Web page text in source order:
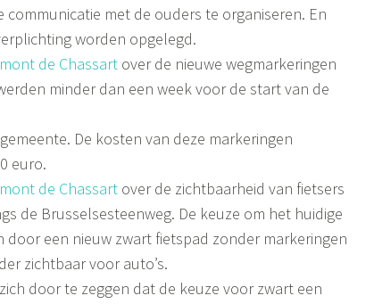
communicatie met de ouders te organiseren. En
worden opgelegd.
de Chassartover de nieuwe wegmarkeringen
minder dan een week voor de start van de
De kosten van deze markeringen
euro.
de Chassartover de zichtbaarheid van fietsers
de Brusselsesteenweg. De keuze om het huidige
door een nieuw zwart fietspad zonder markeringen
zichtbaar voor auto’s.
door te zeggen dat de keuze voor zwart een